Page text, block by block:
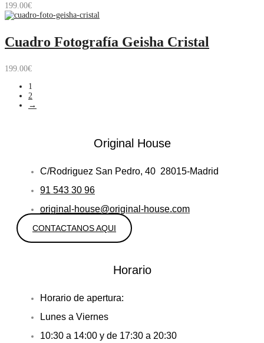
199.00€
Cuadro Fotografía Geisha Cristal
199.00€
1
2
→
Original House
C/Rodriguez San Pedro, 40 28015-Madrid
91 543 30 96
original-house@original-house.com
CONTACTANOS AQUI
Horario
Horario de apertura:
Lunes a Viernes
10:30 a 14:00 y de 17:30 a 20:30